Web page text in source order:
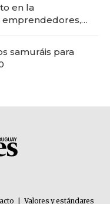
en la
emprendedores,
samuráis para
Valores y estándares